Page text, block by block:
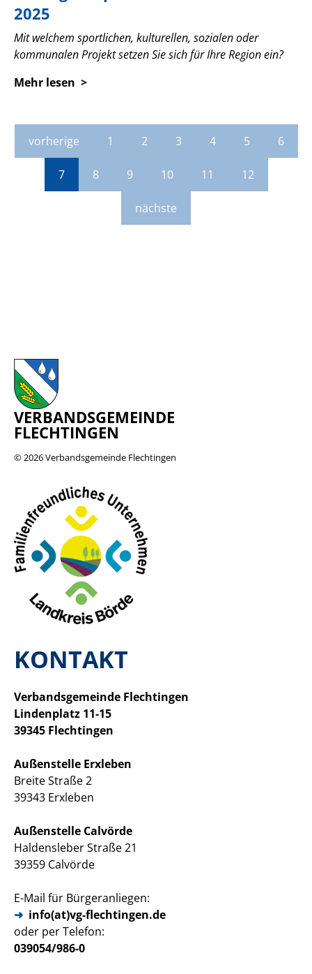
2025
Mit welchem sportlichen, kulturellen, sozialen oder
kommunalen Projekt setzen Sie sich für Ihre Region ein?
Mehr lesen
vorherige 1 2 3 4 5 6
7 8 9 10 11 12
nächste
VERBANDSGEMEINDE
FLECHTINGEN
© 2026Verbandsgemeinde Flechtingen
KONTAKT
Verbandsgemeinde Flechtingen
Lindenplatz 11-15
39345 Flechtingen
Außenstelle Erxleben
Breite Straße 2
39343 Erxleben
Außenstelle Calvörde
Haldensleber Straße 21
39359 Calvörde
E-Mail für Bürgeranliegen:
info(at)vg-flechtingen.de
oder per Telefon:
039054/986-0